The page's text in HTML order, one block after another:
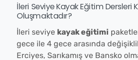
İleri Seviye Kayak Eğitim Dersleri
Oluşmaktadır?
İleri seviye kayak eğitimi
gece ile 4 gece arasında
Erciyes, Sarıkamış ve Bansko